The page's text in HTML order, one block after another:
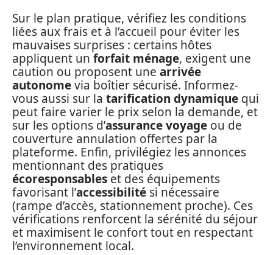
Sur le plan pratique, vérifiez les conditions
liées aux frais et à l’accueil pour éviter les
mauvaises surprises : certains hôtes
appliquent un forfait ménage, exigent une
caution ou proposent une arrivée
autonomevia boîtier sécurisé. Informez-
vous aussi sur la tarification dynamique qui
peut faire varier le prix selon la demande, et
sur les options d’assurance voyage ou de
couverture annulation offertes par la
plateforme. Enfin, privilégiez les annonces
mentionnant des pratiques
écoresponsables et des équipements
favorisant l’accessibilité si nécessaire
(rampe d’accès, stationnement proche). Ces
vérifications renforcent la sérénité du séjour
et maximisent le confort tout en respectant
l’environnement local.